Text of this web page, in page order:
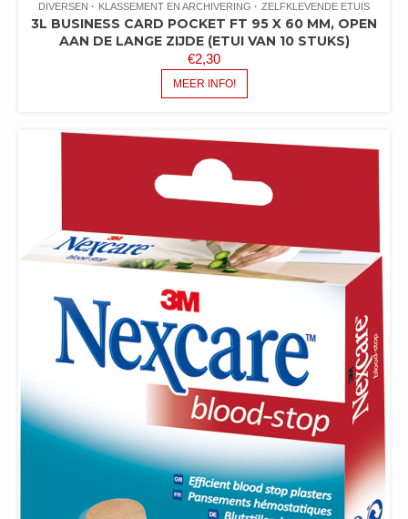
DIVERSEN KLASSEMENT EN ARCHIVERING ZELFKLEVENDE ETUIS
3L BUSINESS CARD POCKET FT 95 X 60 MM, OPEN
AAN DE LANGE ZIJDE (ETUI VAN 10 STUKS)
€2,30
MEER INFO!